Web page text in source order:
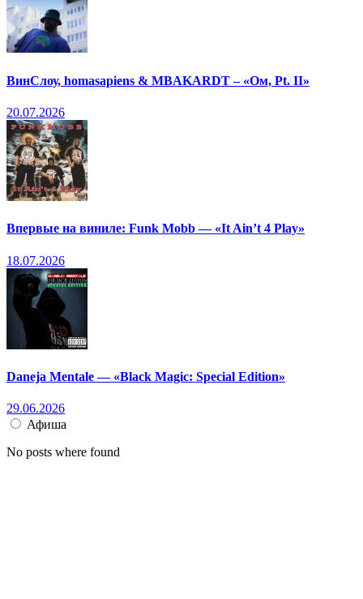
ВинСлоу, homasapiens & MBAKARDT – «Ом, Pt. II»
20.07.2026
Впервые на виниле: Funk Mobb — «It Ain’t 4 Play»
18.07.2026
Daneja Mentale — «Black Magic: Special Edition»
29.06.2026
Афиша
No posts where found